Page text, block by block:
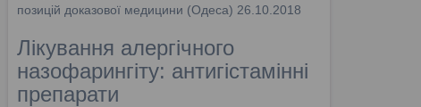
позицій доказової медицини (Одеса) 26.10.2018
Лікування алергічного
назофарингіту: антигістамінні
препарати